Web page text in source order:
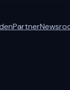
Partner